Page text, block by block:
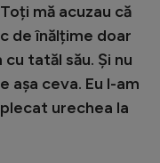
mă acuzau că
de înălțime doar
tatăl său. Și nu
așa ceva. Eu l-am
urechea la